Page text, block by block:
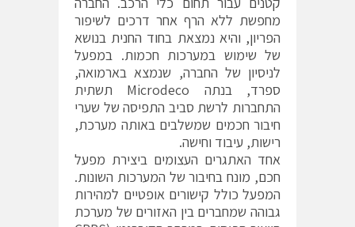
מחפשת ללא הרף אחר דרכים לשיפור
הפריון, והיא נמצאת בחוד החנית בנושא
של שימוש במערכות חכמות. במפעל
לניסיון של החברה, שנמצא בארמואה,
ספרד, בנתה Microdeco תשתית
התחברות לרשת סביב התפיסה של שערי
חיבור חכמים שמשלבים באותה מערכת,
רישות, עיבוד וחישה.
אחד האתגרים העצומים ביצירת מפעל
חכם, מונח בחיבור של המערכות השונות.
המפעל כולל קישורים אופטיים למהירות
גבוהה שמחברים בין האזורים של מערכת